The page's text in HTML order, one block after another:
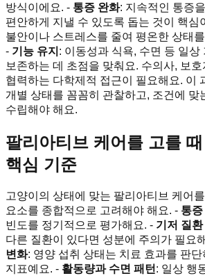
방식이에요. - 통증 완화: 지속적인 통증
편안하게 지낼 수 있도록 돕는 것이 핵심
불안이나 스트레스를 줄여 평온한 상태
- 기능 유지 : 이동성과 식욕, 수면 등 일상
보존하는 데 초점을 맞춰요. 수의사, 보호
협력하는 다학제적 접근이 필요해요. 이
개별 상태를 꼼꼼히 관찰하고, 조건에 맞
수립해야 해요.
팔리아티브 케어를 고를
핵심 기준
고양이의 상태에 맞는 팔리아티브 케어
요소를 종합적으로 고려해야 해요. - 통
빈도를 정기적으로 평가해요. - 기저 질
다른 질환이 있다면 성분에 주의가 필요
변화: 영양 섭취 상태는 치료 효과를 판
지표예요. - 활동량과 수면 패턴: 일상 행